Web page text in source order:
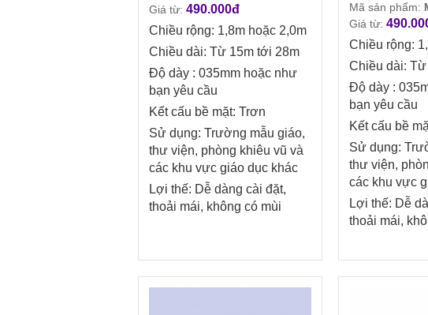
Giá từ: 490.000đ
Chiều rộng: 1,8m hoặc 2,0m
Chiều dài: Từ 15m tới 28m
Độ dày : 035mm hoặc như
bạn yêu cầu
Kết cấu bề mặt: Trơn
Sử dụng: Trường mẫu giáo,
thư viện, phòng khiêu vũ và
các khu vực giáo dục khác
Lợi thế: Dễ dàng cài đặt,
thoải mái, không có mùi
Mã sản phẩm:
Giá từ:
Chiều rộng:
Chiều dài:
Độ dày :
bạn yêu cầu
Kết cấu bề
Sử dụng:
thư viện,
các khu vực
Lợi thế: Dễ
thoải mái,